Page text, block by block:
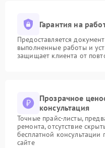
Гарантия на
Предоставляется
выполненные работы и
защищает клиента от
Прозрачное
консультация
Точные прайс-листы,
ремонта, отсутствие
бесплатной
сайте